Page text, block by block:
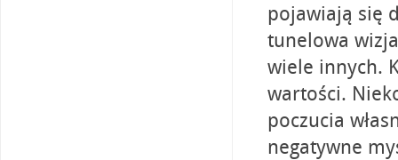
pojawiają się
tunelowa
wiele innych.
wartości.
poczucia
negatywne